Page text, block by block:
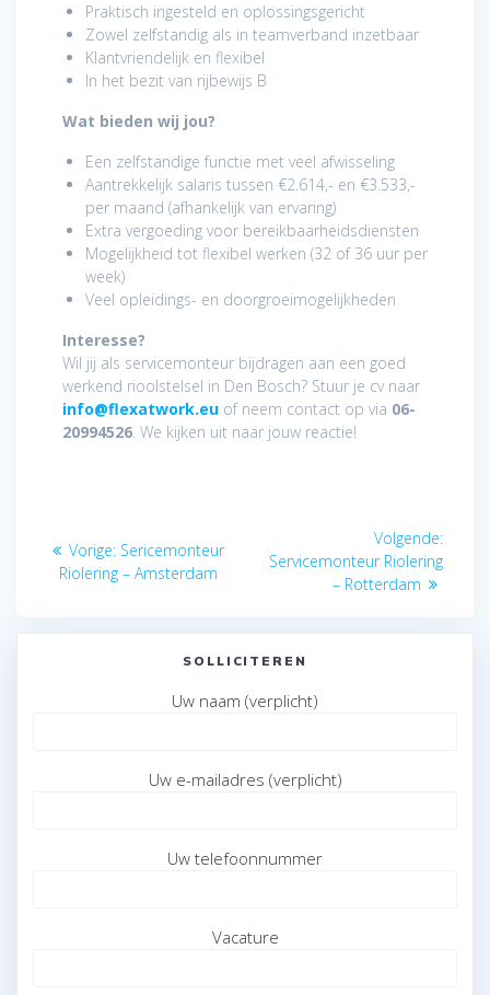
Praktisch ingesteld en oplossingsgericht
Zowel zelfstandig als in teamverband inzetbaar
Klantvriendelijk en flexibel
In het bezit van rijbewijs B
Wat bieden wij jou?
Een zelfstandige functie met veel afwisseling
Aantrekkelijk salaris tussen €2.614,- en €3.533,-
per maand (afhankelijk van ervaring)
Extra vergoeding voor bereikbaarheidsdiensten
Mogelijkheid tot flexibel werken (32 of 36 uur per
week)
Veel opleidings- en doorgroeimogelijkheden
Interesse?
Wil jij als servicemonteur bijdragen aan een goed
werkend rioolstelsel in Den Bosch? Stuur je cv naar
info@flexatwork.eu of neem contact op via 06-
20994526. We kijken uit naar jouw reactie!
navigatie
Vorige: Vorig
bericht:
Sericemonteur
Riolering – Amsterdam
Volgende:
Servicemonteur Riolering
– Rotterdam
SOLLICITEREN
Uw naam (verplicht)
Uw e-mailadres (verplicht)
Uw telefoonnummer
Vacature